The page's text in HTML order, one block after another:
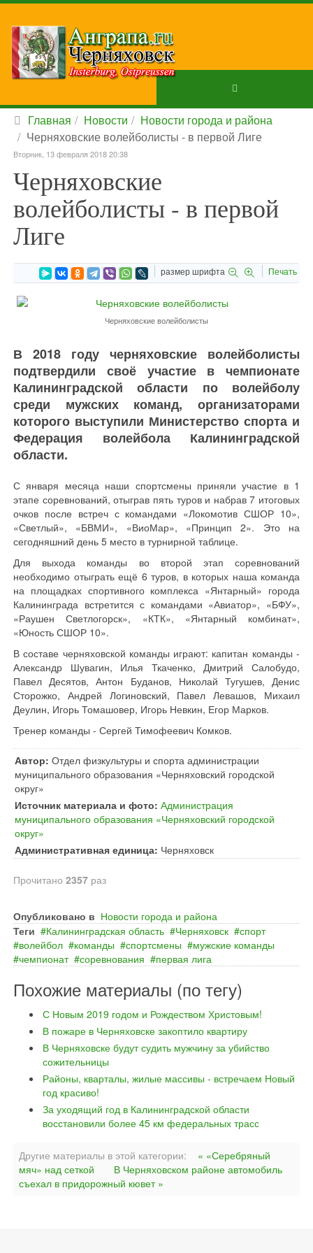
Главная Новости
Новости города и района
Черняховские волейболисты - в первой Лиге
Вторник, 13 февраля 2018 20:38
Черняховские
волейболисты - в первой
Лиге
размер шрифта Печать
Черняховские волейболисты
В 2018 году черняховские волейболисты
подтвердили своё участие в чемпионате
Калининградской области по волейболу
среди мужских команд, организаторами
которого выступили Министерство спорта и
Федерация волейбола Калининградской
области.
С января месяца наши спортсмены приняли участие в 1
этапе соревнований, отыграв пять туров и набрав 7 итоговых
очков после встреч с командами «Локомотив СШОР 10»,
«Светлый», «БВМИ», «ВиоМар», «Принцип 2». Это на
сегодняшний день 5 место в турнирной таблице.
Для выхода команды во второй этап соревнований
необходимо отыграть ещё 6 туров, в которых наша команда
на площадках спортивного комплекса «Янтарный» города
Калининграда встретится с командами «Авиатор», «БФУ»,
«Раушен Светлогорск», «КТК», «Янтарный комбинат»,
«Юность СШОР 10».
В составе черняховской команды играют: капитан команды -
Александр Шувагин, Илья Ткаченко, Дмитрий Салобудо,
Павел Десятов, Антон Буданов, Николай Тугушев, Денис
Сторожко, Андрей Логиновский, Павел Левашов, Михаил
Деулин, Игорь Томашовер, Игорь Невкин, Егор Марков.
Тренер команды - Сергей Тимофеевич Комков.
Автор: Отдел физкультуры и спорта администрации
муниципального образования «Черняховский городской
округ»
Источник материала и фото: Администрация
муниципального образования «Черняховский городской
округ»
Административная единица: Черняховск
Прочитано 2357 раз
Опубликовано в Новости города и района
Теги
Калининградская область Черняховск
спорт
волейбол
команды спортсмены
мужские команды
чемпионат
соревнования первая лига
Похожие материалы (по тегу)
С Новым 2019 годом и Рождеством Христовым!
В пожаре в Черняховске закоптило квартиру
В Черняховске будут судить мужчину за убийство
сожительницы
Районы, кварталы, жилые массивы - встречаем Новый
год красиво!
За уходящий год в Калининградской области
восстановили более 45 км федеральных трасс
Другие материалы в этой категории:
« «Серебряный
мяч» над сеткой
В Черняховском районе автомобиль
съехал в придорожный кювет »